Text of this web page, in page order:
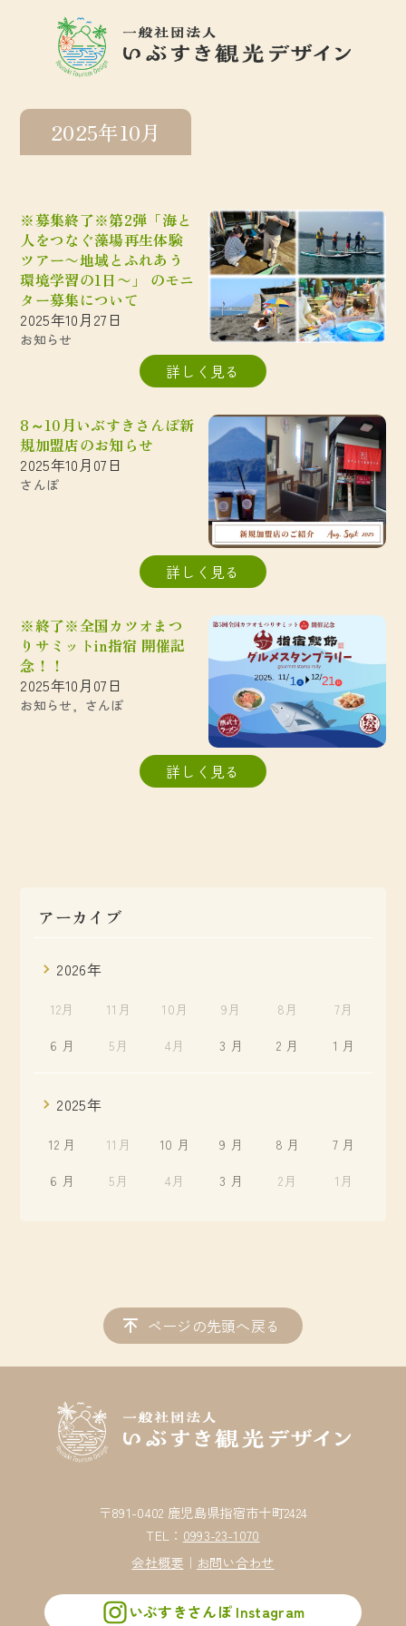
2025年10月
※募集終了※第2弾「海と
人をつなぐ藻場再生体験
ツアー〜地域とふれあう
環境学習の1日〜」 のモニ
ター募集について
2025年10月27日
お知らせ
詳しく見る
8～10月いぶすきさんぽ新
規加盟店のお知らせ
2025年10月07日
さんぽ
詳しく見る
※終了※全国カツオまつ
りサミットin指宿 開催記
念！！
2025年10月07日
お知らせ さんぽ
詳しく見る
アーカイブ
2026年
12月 11月 10月 9月 8月
7月
6 月
5月 4月 3 月 2 月 1 月
2025年
12 月 11月 10 月 9 月 8 月
7 月
6 月
5月 4月 3 月 2月 1月
ページの先頭へ戻る
〒891-0402 鹿児島県指宿市十町2424
TEL： 0993-23-1070
会社概要 ｜ お問い合わせ
いぶすきさんぽ Instagram